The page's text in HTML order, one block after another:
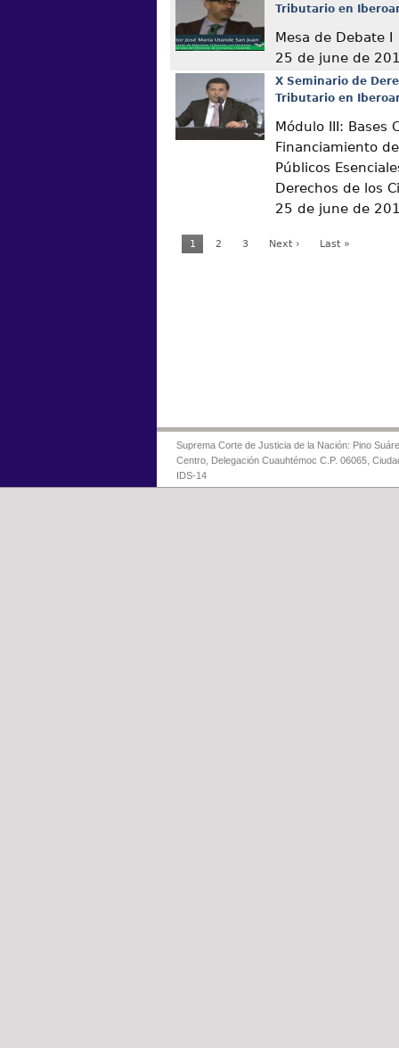
Tributario en
Mesa de Debate I
25 de june de
X Seminario de
Tributario en
Módulo III: Bases
Financiamiento
Públicos
Derechos de los
25 de june de
1 2 3 Next › Last »
Suprema Corte de Justicia de la Nación: Pino
Centro, Delegación Cuauhtémoc C.P. 06065,
IDS-14